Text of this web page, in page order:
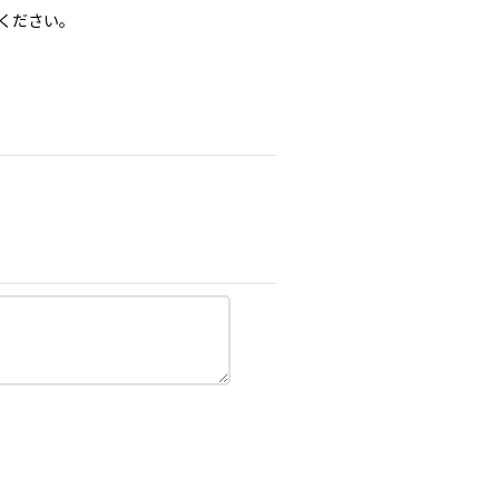
さい。